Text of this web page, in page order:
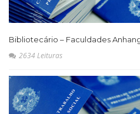
Bibliotecário – Faculdades
2634 Leituras